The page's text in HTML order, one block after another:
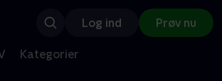
Log ind Prøv nu
Kategorier